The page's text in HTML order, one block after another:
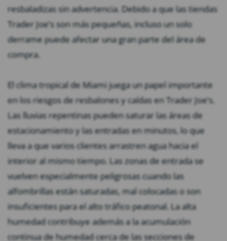
resbaladizas sin advertencia. Debido a que las tiendas
Trader Joe’s son más pequeñas, incluso un solo
derrame puede afectar una gran parte del área de
compra.
El clima tropical de Miami juega un papel importante
en los riesgos de resbalones y caídas en Trader Joe’s.
Las lluvias repentinas pueden saturar las áreas de
estacionamiento y las entradas en minutos, lo que
lleva a que varios clientes arrastren agua hacia el
interior al mismo tiempo. Las zonas de entrada se
vuelven especialmente peligrosas cuando las
alfombrillas están saturadas, mal colocadas o son
insuficientes para el alto tráfico peatonal. La alta
humedad contribuye además a la acumulación
continua de humedad cerca de las secciones de